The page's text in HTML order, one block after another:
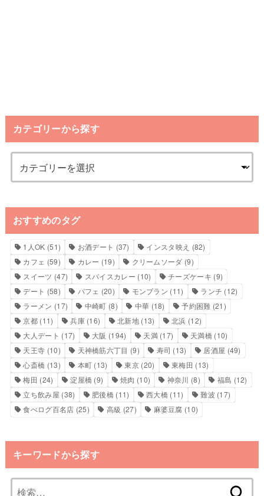
カテゴリーから探す
おすすめのタグ
1人OK (51) お酒デート (37) インスタ映え (82)
カフェ (59) カレー (19) クリームソーダ (9)
スイーツ (47) スパイスカレー (10) チーズケーキ (9)
デート (58) パフェ (20) モンブラン (11) ランチ (12)
ラーメン (17) 中崎町 (8) 中華 (18) 予約困難 (21)
京都 (11) 兵庫(16) 北新地(13) 北浜 (12)
大人デート (17) 大阪 (194) 天満(17) 天満橋(10)
天王寺 (10) 天神橋筋六丁目 (9) 寿司 (13) 居酒屋 (49)
心斎橋 (13) 本町 (13) 東京(20) 東梅田 (13)
梅田 (24) 淀屋橋 (9) 焼肉 (10) 神奈川 (8) 福島 (12)
立ち飲み屋 (38) 肥後橋 (11) 西大橋 (11) 難波 (17)
食べログ百名店 (25) 高級 (27) 麻婆豆腐 (10)
キーワードから探す